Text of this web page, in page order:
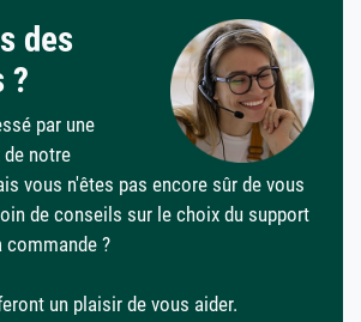
des
?
par une
notre
vous n'êtes pas encore sûr de vous
de conseils sur le choix du support
commande ?
un plaisir de vous aider.